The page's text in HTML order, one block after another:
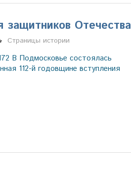
защитников Отечества
Марина Щербакова
Страницы истории
В Подмосковье состоялась
112-й годовщине вступления